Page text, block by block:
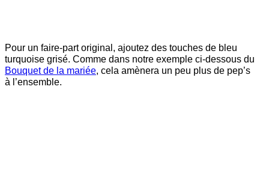
Pour un faire-part original, ajoutez des touches de bleu
turquoise grisé. Comme dans notre exemple ci-dessous du
Bouquet de la mariée, cela amènera un peu plus de pep’s
à l’ensemble.